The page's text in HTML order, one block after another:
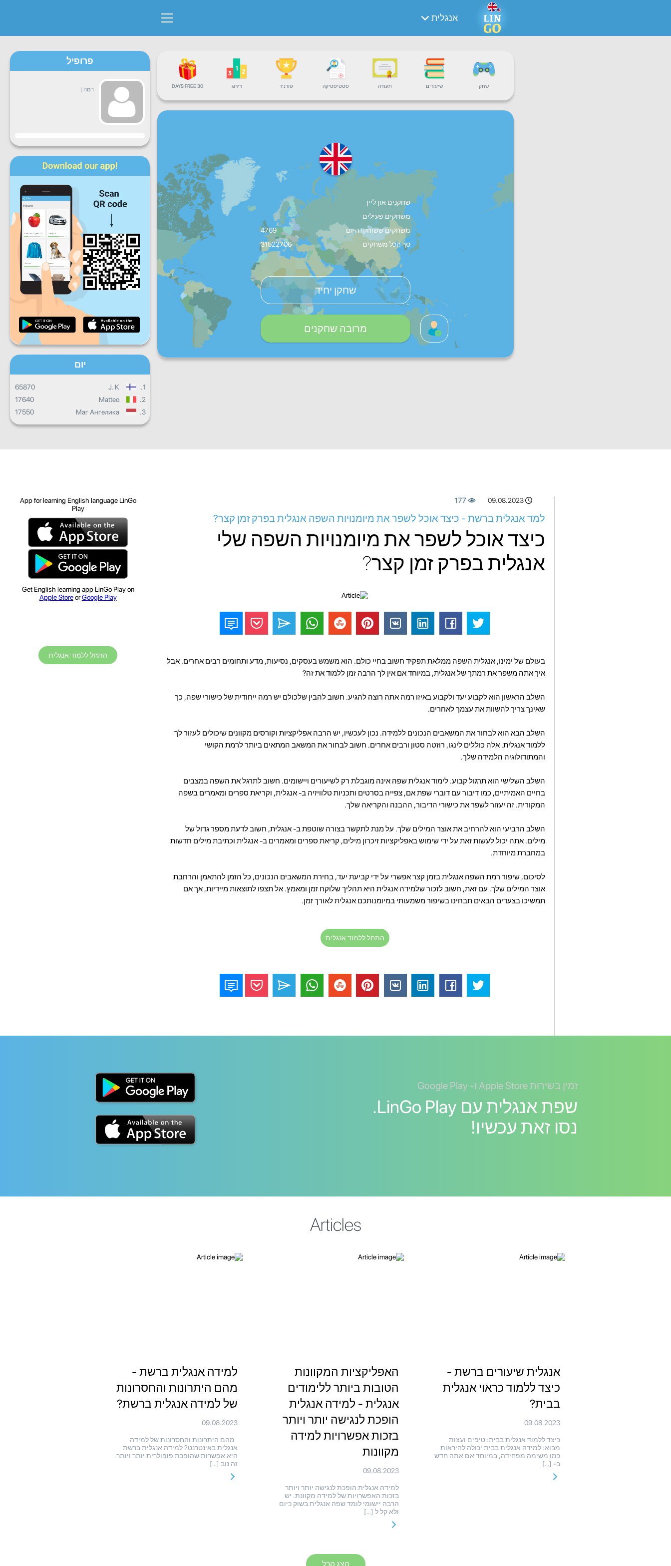
אנגלית
שחק שיעורים תעודה סטטיסטיקה טורניר דירוג 30 DAYS FREE
שחקנים און ליין
משחקים פעילים
משחקים ששוחקו היום
4769
סך הכל משחקים
31522706
שחקן יחיד
מרובה שחקנים
פרופיל
רמה |
התקדמות
שני שלישי חמישי
שישי שבת
התקדמות יומית
התקדמות חודשית
התקדמות כוללת
יום
1.
J. K
65870
2.
Matteo
17640
3.
Маг Ангелика
17550
09.08.2023
177
למד אנגלית ברשת - כיצד אוכל לשפר את מיומנויות השפה אנגלית בפרק זמן קצר?
כיצד אוכל לשפר את מיומנויות השפה שלי
אנגלית בפרק זמן קצר?
בעולם של ימינו, אנגלית השפה ממלאת תפקיד חשוב בחיי כולם. הוא משמש בעסקים, נסיעות, מדע ותחומים רבים אחרים. אבל
איך אתה משפר את רמתך של אנגלית, במיוחד אם אין לך הרבה זמן ללמוד את זה?
השלב הראשון הוא לקבוע יעד ולקבוע באיזו רמה אתה רוצה להגיע. חשוב להבין שלכולם יש רמה ייחודית של כישורי שפה, כך
שאינך צריך להשוות את עצמך לאחרים.
השלב הבא הוא לבחור את המשאבים הנכונים ללמידה. נכון לעכשיו, יש הרבה אפליקציות וקורסים מקוונים שיכולים לעזור לך
ללמוד אנגלית. אלה כוללים לינגו, רוזטה סטון ורבים אחרים. חשוב לבחור את המשאב המתאים ביותר לרמת הקושי
והמתודולוגיה הלמידה שלך.
השלב השלישי הוא תרגול קבוע. לימוד אנגלית שפה אינה מוגבלת רק לשיעורים ויישומים. חשוב לתרגל את השפה במצבים
בחיים האמיתיים, כמו דיבור עם דוברי שפת אם, צפייה בסרטים ותכניות טלוויזיה ב- אנגלית, וקריאת ספרים ומאמרים בשפה
המקורית. זה יעזור לשפר את כישורי הדיבור, ההבנה והקריאה שלך.
השלב הרביעי הוא להרחיב את אוצר המילים שלך. על מנת לתקשר בצורה שוטפת ב- אנגלית, חשוב לדעת מספר גדול של
מילים. אתה יכול לעשות זאת על ידי שימוש באפליקציות זיכרון מילים, קריאת ספרים ומאמרים ב- אנגלית וכתיבת מילים חדשות
במחברת מיוחדת.
לסיכום, שיפור רמת השפה אנגלית בזמן קצר אפשרי על ידי קביעת יעד, בחירת המשאבים הנכונים, כל הזמן להתאמן והרחבת
אוצר המילים שלך. עם זאת, חשוב לזכור שלמידה אנגלית היא תהליך שלוקח זמן ומאמץ. אל תצפו לתוצאות מיידיות, אך אם
תמשיכו בצעדים הבאים תבחינו בשיפור משמעותי במיומנותכם אנגלית לאורך זמן.
התחל ללמוד אנגלית
App for learning English language LinGo
Play
Get English learning app LinGo Play on
Apple StoreorGoogle Play
התחל ללמוד אנגלית
זמין בשירות Apple Store ו- Google Play
שפת אנגלית עם LinGo Play.
נסו זאת עכשיו!
Articles
אנגלית שיעורים ברשת -
כיצד ללמוד כראוי אנגלית
בבית?
09.08.2023
כיצד ללמוד אנגלית בבית: טיפים ועצות
מבוא: למידה אנגלית בבית יכולה להיראות
כמו משימה מפחידה, במיוחד אם אתה חדש
ב- […]
האפליקציות המקוונות
הטובות ביותר ללימודים
אנגלית - למידה אנגלית
הופכת לנגישה יותר ויותר
בזכות אפשרויות למידה
מקוונות
09.08.2023
למידה אנגלית הופכת לנגישה יותר ויותר
בזכות האפשרויות של למידה מקוונת. יש
הרבה יישומי לומד שפה אנגלית בשוק כיום
ולא קל ל […]
למידה אנגלית ברשת -
מהם היתרונות והחסרונות
של למידה אנגלית ברשת?
09.08.2023
מהם היתרונות והחסרונות של למידה
אנגלית באינטרנט? למידה אנגלית ברשת
היא אפשרות שהופכת פופולרית יותר ויותר.
זה נוב […]